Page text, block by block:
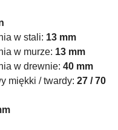
w stali: 13 mm
w murze: 13 mm
w drewnie: 40 mm
miękki / twardy: 27 / 70